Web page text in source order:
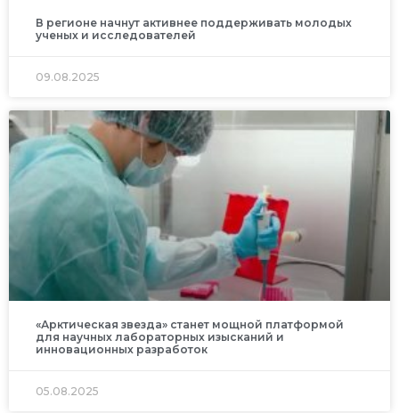
В регионе начнут активнее поддерживать молодых
ученых и исследователей
09.08.2025
«Арктическая звезда» станет мощной платформой
для научных лабораторных изысканий и
инновационных разработок
05.08.2025